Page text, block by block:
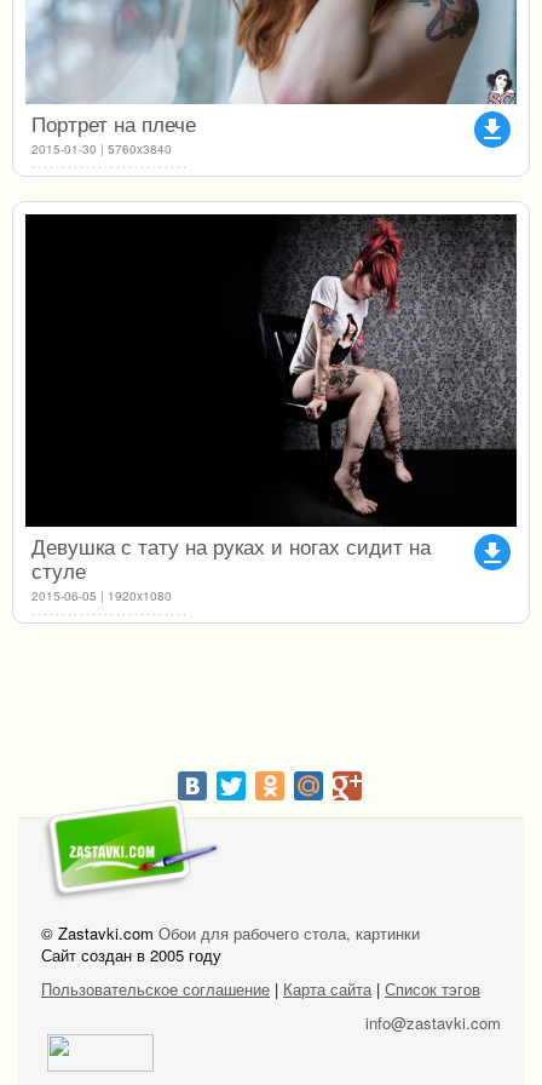
file_download
Портрет на плече
2015-01-30 | 5760x3840
file_download
Девушка с тату на руках и ногах сидит на
стуле
2015-06-05 | 1920x1080
© Zastavki.com Обои для рабочего стола, картинки
Сайт создан в 2005 году
Пользовательское соглашение | Карта сайта| Список тэгов
info@zastavki.com